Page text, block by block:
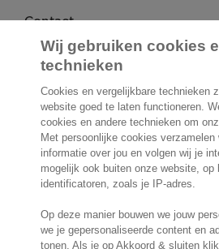
Contact
Molengraaffsingel 33
2629 JD Delft
Nederland
Locatie
Wij gebruiken cookies
technieken
Cookies en vergelijkbare technieken
website goed te laten functioneren.
cookies en andere technieken om
Met persoonlijke cookies verzamelen
informatie over jou en volgen wij je
mogelijk ook buiten onze website, op
identificatoren, zoals je IP-adres.
Op deze manier bouwen we jouw
we je gepersonaliseerde content en
tonen. Als je op Akkoord & sluiten